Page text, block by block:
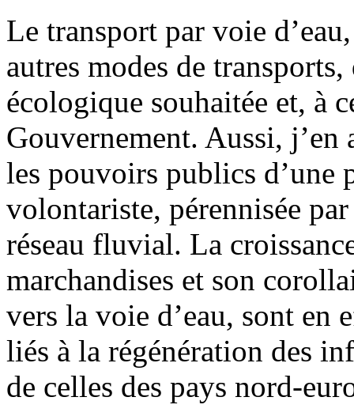
Le transport par voie
autres modes de
écologique souhaitée et, à
Gouvernement. Aussi, j’en
les pouvoirs publics
volontariste, pérennisée
réseau fluvial. La
marchandises et son
vers la voie d’eau, sont en
liés à la régénération des
de celles des pays nord-